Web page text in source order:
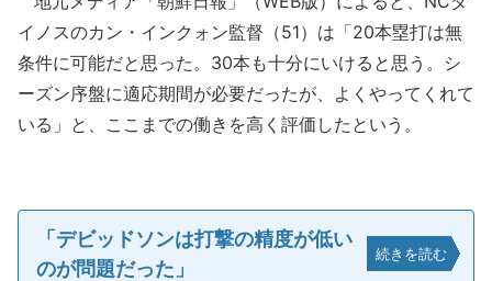
イノスのカン・インクォン監督（51）は「20本塁打は無
条件に可能だと思った。30本も十分にいけると思う。シ
ーズン序盤に適応期間が必要だったが、よくやってくれて
いる」と、ここまでの働きを高く評価したという。
「デビッドソンは打撃の精度が低い
のが問題だった」
続きを読む